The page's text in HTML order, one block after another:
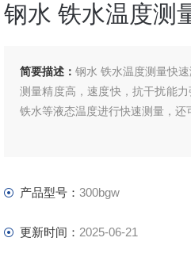
钢水 铁水温度测
简要描述： 钢水 铁水温度测量快
测量精度高，速度快，抗干扰能
铁水等液态温度进行快速测量，还
产品型号： 300bgw
更新时间： 2025-06-21